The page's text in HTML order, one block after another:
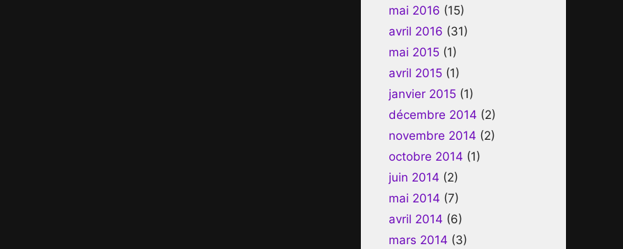
mai 2016 (15)
avril 2016 (31)
mai 2015 (1)
avril 2015 (1)
janvier 2015 (1)
décembre 2014 (2)
novembre 2014 (2)
octobre 2014 (1)
juin 2014 (2)
mai 2014 (7)
avril 2014 (6)
mars 2014 (3)